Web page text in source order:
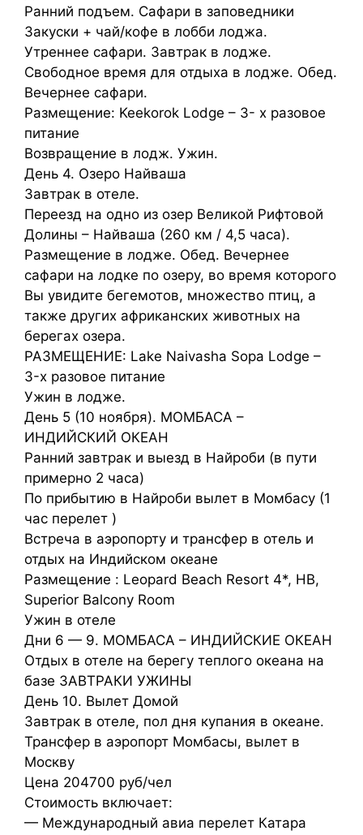
Ранний подъем. Сафари в заповедники
Закуски + чай/кофе в лобби лоджа.
Утреннее сафари. Завтрак в лодже.
Свободное время для отдыха в лодже. Обед.
Вечернее сафари.
Размещение: Keekorok Lodge – 3- х разовое
питание
Возвращение в лодж. Ужин.
День 4. Озеро Найваша
Завтрак в отеле.
Переезд на одно из озер Великой Рифтовой
Долины – Найваша (260 км / 4,5 часа).
Размещение в лодже. Обед. Вечернее
сафари на лодке по озеру, во время которого
Вы увидите бегемотов, множество птиц, а
также других африканских животных на
берегах озера.
РАЗМЕЩЕНИЕ: Lake Naivasha Sopa Lodge –
3-х разовое питание
Ужин в лодже.
День 5 (10 ноября). МОМБАСА –
ИНДИЙСКИЙ ОКЕАН
Ранний завтрак и выезд в Найроби (в пути
примерно 2 часа)
По прибытию в Найроби вылет в Момбасу (1
час перелет )
Встреча в аэропорту и трансфер в отель и
отдых на Индийском океане
Размещение : Leopard Beach Resort 4*, HB,
Superior Balcony Room
Ужин в отеле
Дни 6 — 9. МОМБАСА – ИНДИЙСКИЕ ОКЕАН
Отдых в отеле на берегу теплого океана на
базе ЗАВТРАКИ УЖИНЫ
День 10. Вылет Домой
Завтрак в отеле, пол дня купания в океане.
Трансфер в аэропорт Момбасы, вылет в
Москву
Цена 204700 руб/чел
Стоимость включает:
— Международный авиа перелет Катара